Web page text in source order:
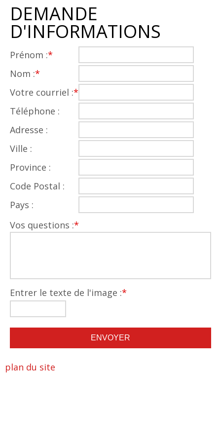
DEMANDE
D'INFORMATIONS
Prénom :*
Nom :*
Votre courriel :*
Téléphone :
Adresse :
Ville :
Province :
Code Postal :
Pays :
Vos questions :*
Entrer le texte de l'image :*
plan du site